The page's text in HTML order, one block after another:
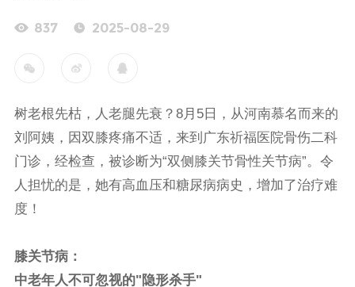
837 2025-08-29
树老根先枯，人老腿先衰？8月5日，从河南慕名而来的
刘阿姨，因双膝疼痛不适，来到广东祈福医院骨伤二科
门诊，经检查，被诊断为“双侧膝关节骨性关节病”。令
人担忧的是，她有高血压和糖尿病病史，增加了治疗难
度！
膝关节病：
中老年人不可忽视的"隐形杀手"